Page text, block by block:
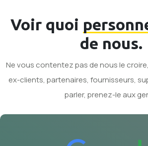
Voir quoi
de nous.
Ne vous contentez pas de nous le
ex-clients, partenaires, fournisseurs,
parler, prenez-le aux